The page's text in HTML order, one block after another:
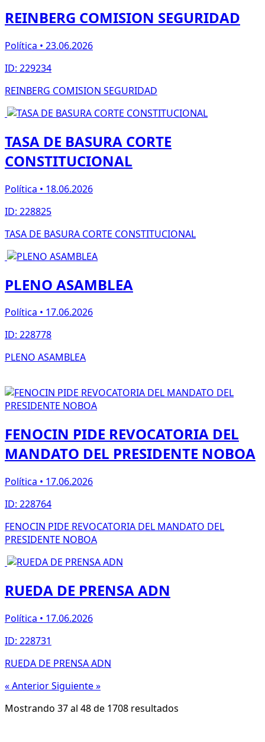
REINBERG COMISION SEGURIDAD
Política • 23.06.2026
ID: 229234
REINBERG COMISION SEGURIDAD
TASA DE BASURA CORTE
CONSTITUCIONAL
Política • 18.06.2026
ID: 228825
TASA DE BASURA CORTE CONSTITUCIONAL
PLENO ASAMBLEA
Política • 17.06.2026
ID: 228778
PLENO ASAMBLEA
FENOCIN PIDE REVOCATORIA DEL
MANDATO DEL PRESIDENTE NOBOA
Política • 17.06.2026
ID: 228764
FENOCIN PIDE REVOCATORIA DEL MANDATO DEL
PRESIDENTE NOBOA
RUEDA DE PRENSA ADN
Política • 17.06.2026
ID: 228731
RUEDA DE PRENSA ADN
« AnteriorSiguiente »
Mostrando 37al 48de 1708 resultados